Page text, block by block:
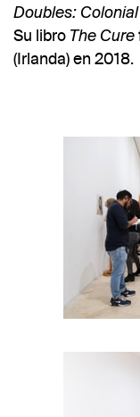
Doubles:
Su libro The Cure
(Irlanda) en 2018.